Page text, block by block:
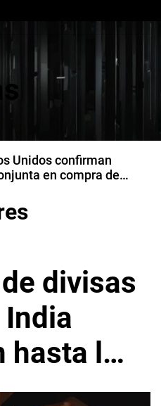
Unidos confirman
en compra de
divisas
los